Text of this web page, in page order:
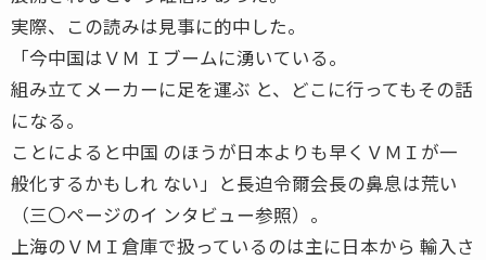
実際、この読みは見事に的中した。
「今中国はＶＭ Ｉブームに湧いている。
組み立てメーカーに足を運ぶ と、どこに行ってもその話
になる。
ことによると中国 のほうが日本よりも早くＶＭＩが一
般化するかもしれ ない」と長迫令爾会長の鼻息は荒い
（三〇ページのイ ンタビュー参照）。
上海のＶＭＩ倉庫で扱っているのは主に日本から 輸入さ